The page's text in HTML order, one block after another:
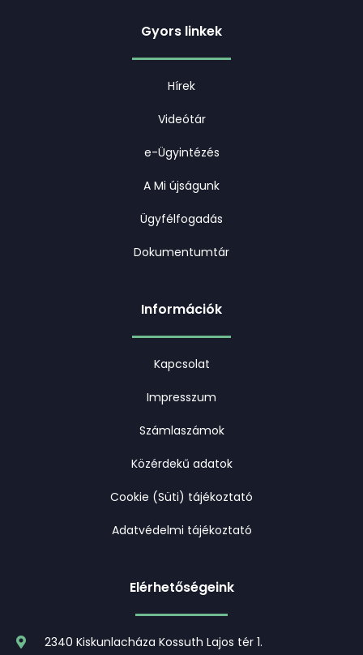
Gyors linkek
Hírek
Videótár
e-Ügyintézés
A Mi újságunk
Ügyfélfogadás
Dokumentumtár
Információk
Kapcsolat
Impresszum
Számlaszámok
Közérdekű adatok
Cookie (Süti) tájékoztató
Adatvédelmi tájékoztató
Elérhetőségeink
2340 Kiskunlacháza Kossuth Lajos tér 1.